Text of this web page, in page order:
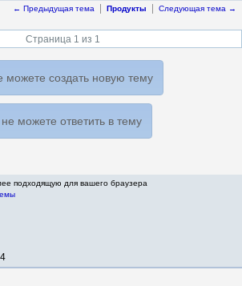
← Предыдущая тема Продукты Следующая тема →
Страница 1 из 1
можете создать новую тему
можете ответить в тему
подходящую для вашего браузера